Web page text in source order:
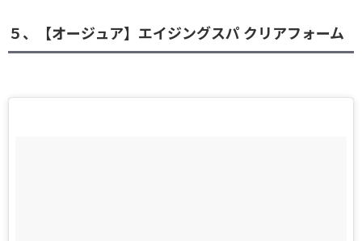
５、【オージュア】エイジングスパ クリアフォーム